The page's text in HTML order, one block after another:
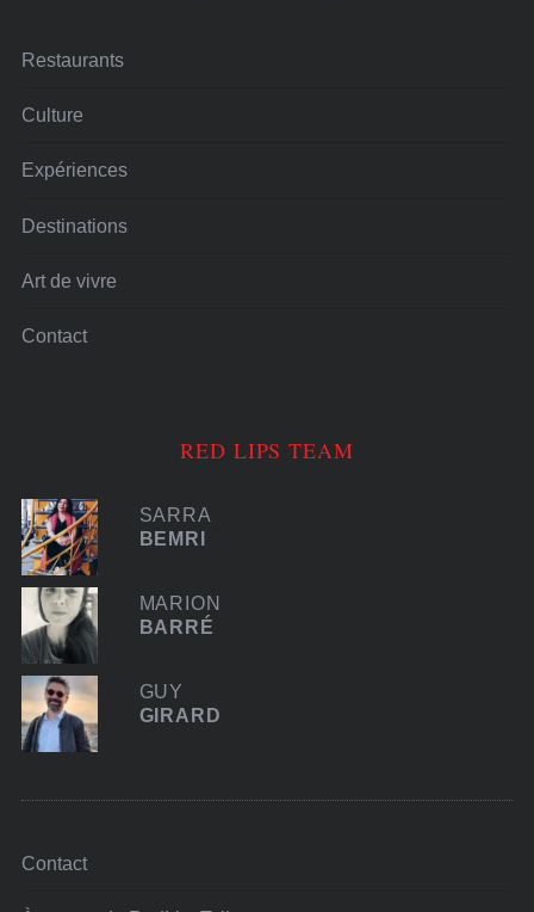
Restaurants
Culture
Expériences
Destinations
Art de vivre
Contact
RED LIPS TEAM
SARRA
BEMRI
MARION
BARRÉ
GUY
GIRARD
Contact